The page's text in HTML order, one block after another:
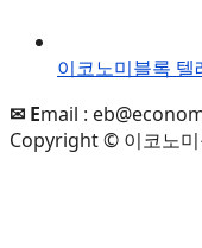
이코노미블록 텔
✉ Email :
Copyright © 이코노